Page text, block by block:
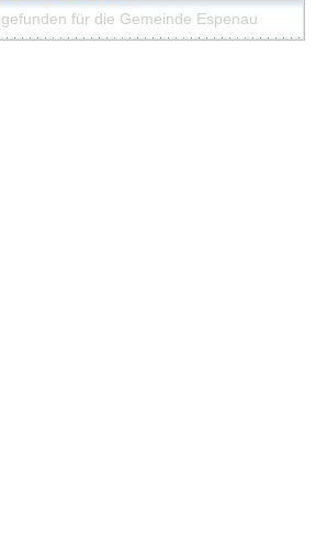
für die Gemeinde Espenau